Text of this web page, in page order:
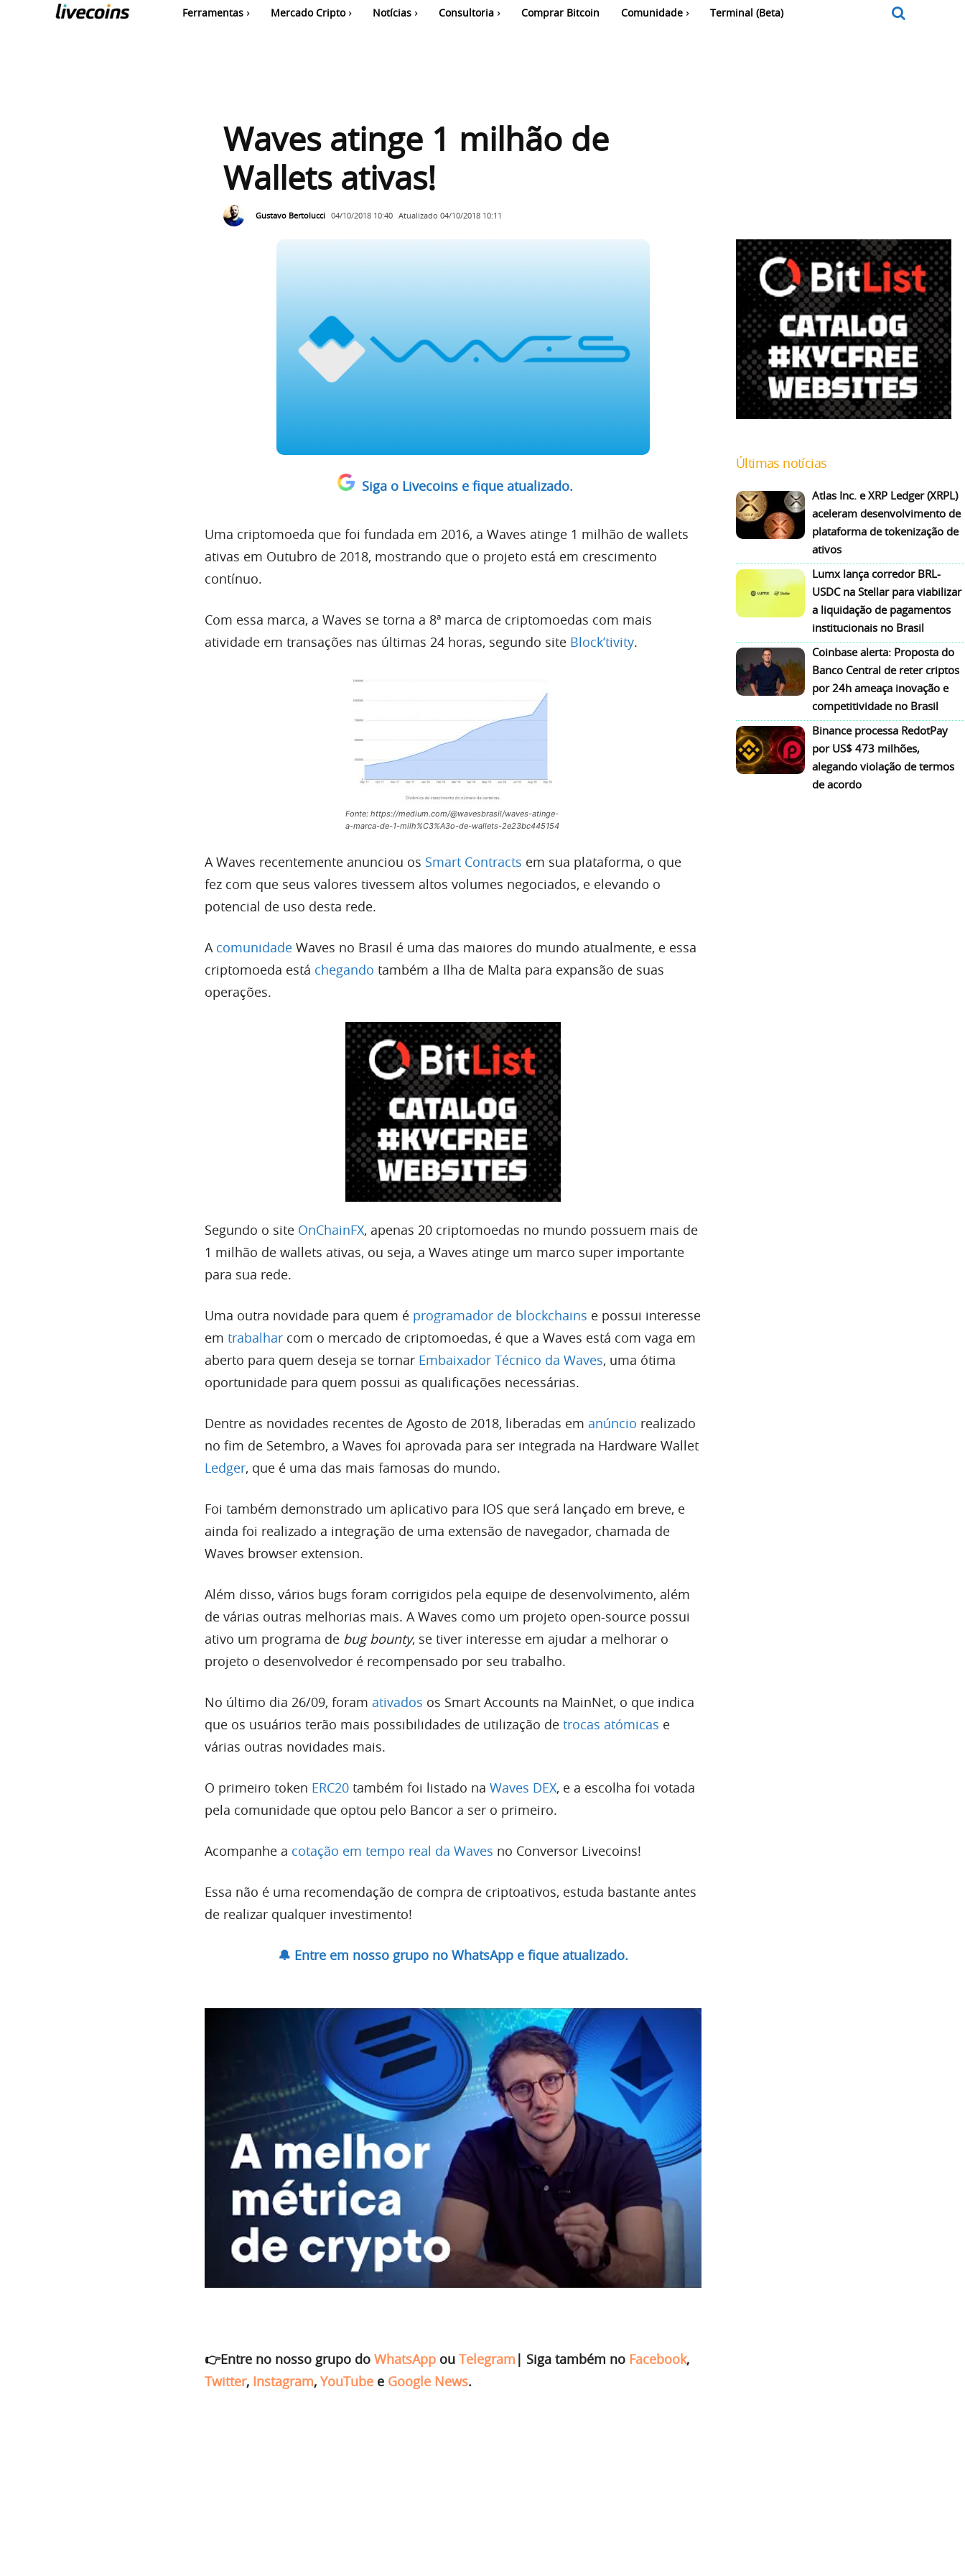
Ferramentas Mercado Cripto Notícias Consultoria Comprar Bitcoin Comunidade Terminal (Beta)
Waves atinge 1 milhão de
Wallets ativas!
Gustavo Bertolucci 04/10/2018 10:40 Atualizado 04/10/2018 10:11
Siga o Livecoins e fique atualizado.
Uma criptomoeda que foi fundada em 2016, a Waves atinge 1 milhão de wallets
ativas em Outubro de 2018, mostrando que o projeto está em crescimento
contínuo.
Com essa marca, a Waves se torna a 8ª marca de criptomoedas com mais
atividade em transações nas últimas 24 horas, segundo site Block’tivity.
Fonte: https://medium.com/@wavesbrasil/waves-atinge-
a-marca-de-1-milh%C3%A3o-de-wallets-2e23bc445154
A Waves recentemente anunciou os Smart Contracts em sua plataforma, o que
fez com que seus valores tivessem altos volumes negociados, e elevando o
potencial de uso desta rede.
A comunidade Waves no Brasil é uma das maiores do mundo atualmente, e essa
criptomoeda está chegando também a Ilha de Malta para expansão de suas
operações.
Segundo o site OnChainFX, apenas 20 criptomoedas no mundo possuem mais de
1 milhão de wallets ativas, ou seja, a Waves atinge um marco super importante
para sua rede.
Uma outra novidade para quem é programador de blockchains e possui interesse
em trabalhar com o mercado de criptomoedas, é que a Waves está com vaga em
aberto para quem deseja se tornar Embaixador Técnico da Waves, uma ótima
oportunidade para quem possui as qualificações necessárias.
Dentre as novidades recentes de Agosto de 2018, liberadas em anúncio realizado
no fim de Setembro, a Waves foi aprovada para ser integrada na Hardware Wallet
Ledger, que é uma das mais famosas do mundo.
Foi também demonstrado um aplicativo para IOS que será lançado em breve, e
ainda foi realizado a integração de uma extensão de navegador, chamada de
Waves browser extension.
Além disso, vários bugs foram corrigidos pela equipe de desenvolvimento, além
de várias outras melhorias mais. A Waves como um projeto open-source possui
ativo um programa de bug bounty, se tiver interesse em ajudar a melhorar o
projeto o desenvolvedor é recompensado por seu trabalho.
No último dia 26/09, foram ativados os Smart Accounts na MainNet, o que indica
que os usuários terão mais possibilidades de utilização de trocas atómicas e
várias outras novidades mais.
O primeiro token ERC20 também foi listado na Waves DEX, e a escolha foi votada
pela comunidade que optou pelo Bancor a ser o primeiro.
Acompanhe a cotação em tempo real da Waves no Conversor Livecoins!
Essa não é uma recomendação de compra de criptoativos, estuda bastante antes
de realizar qualquer investimento!
🔔 Entre em nosso grupo no WhatsApp e fique atualizado.
👉Entre no nosso grupo do WhatsApp ou Telegram | Siga também no Facebook,
Twitter, Instagram, YouTube e Google News.
Últimas notícias
Atlas Inc. e XRP Ledger (XRPL)
aceleram desenvolvimento de
plataforma de tokenização de
ativos
Lumx lança corredor BRL-
USDC na Stellar para viabilizar
a liquidação de pagamentos
institucionais no Brasil
Coinbase alerta: Proposta do
Banco Central de reter criptos
por 24h ameaça inovação e
competitividade no Brasil
Binance processa RedotPay
por US$ 473 milhões,
alegando violação de termos
de acordo